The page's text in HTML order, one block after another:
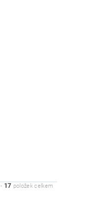
- 17 položek celkem